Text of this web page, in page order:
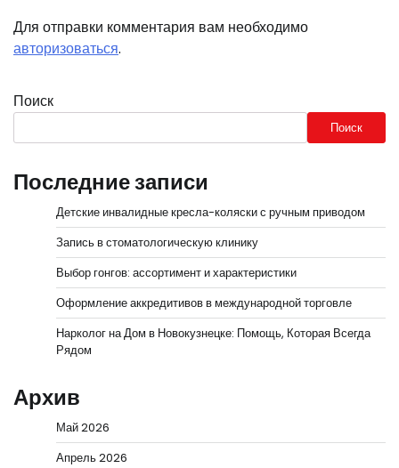
Для отправки комментария вам необходимо
авторизоваться.
Поиск
Поиск
Последние записи
Детские инвалидные кресла-коляски с ручным приводом
Запись в стоматологическую клинику
Выбор гонгов: ассортимент и характеристики
Оформление аккредитивов в международной торговле
Нарколог на Дом в Новокузнецке: Помощь, Которая Всегда
Рядом
Архив
Май 2026
Апрель 2026